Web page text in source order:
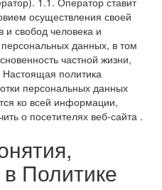
осуществления своей
и свобод человека и
данных, в том
частной жизни,
Настоящая политика
персональных данных
ко всей информации,
о посетителях веб-сайта .
Политике